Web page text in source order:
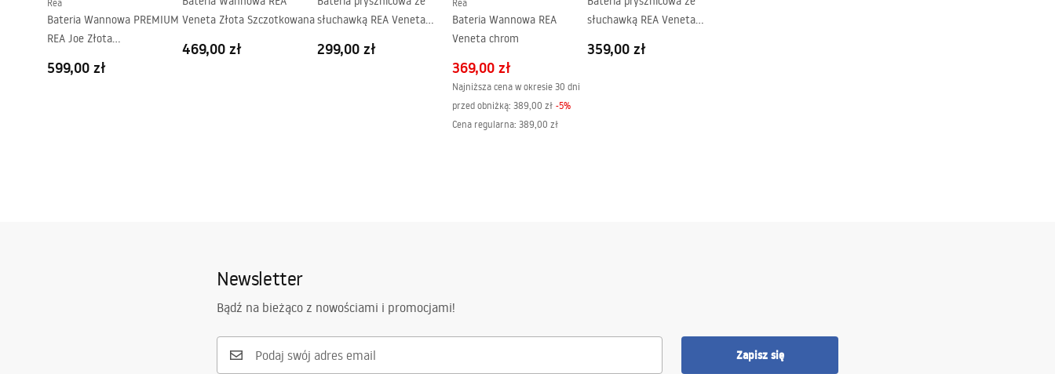
Rea
Bateria Wannowa PREMIUM
REA Joe Złota
599,00 zł
Veneta Złota Szczotkowana
469,00 zł
słuchawką REA Veneta
299,00 zł
Rea
Bateria Wannowa REA
Veneta chrom
369,00 zł
Najniższa cena w okresie 30 dni
przed obniżką: 389,00 zł -5%
Cena regularna: 389,00 zł
słuchawką REA Veneta
359,00 zł
Newsletter
Bądź na bieżąco z nowościami i promocjami!
Zapisz się